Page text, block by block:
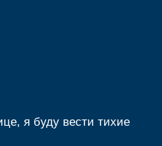
я буду вести тихие